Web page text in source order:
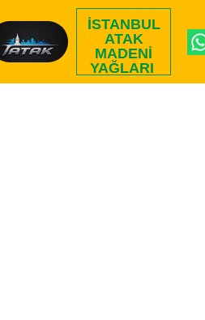
İSTANBUL
ATAK
MADENI
YAĞLARI